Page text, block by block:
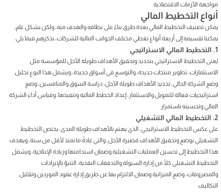
مواجهة الأزمات الاقتصادية
أنواع التخطيط المالي
يمكن تصنيف التخطيط المالي بعدة طرق بناءً على نطاقه والهدف منه، ولكن بشكل عام،
يمكننا تقسيمه إلى أربعة أنواع تغطي مختلف الجوانب المالية للشركات، نذكرهم فيما يلي:
1. التخطيط المالي الاستراتيجي
يُعنى التخطيط الاستراتيجي بتحديد وتحقيق الأهداف طويلة الأجل للمؤسسة مثل
الاستثمارات، تطوير منتجات جديدة، والتوسع في أسواق جديدة، ويشمل هذا النوع تحليل
وضع الشركة الحالي، تحديد الأهداف طويلة الأجل، دراسة السوق والمنافسين، وضع
استراتيجيات فعالة للتمويل والاستثمار، إعداد الخطط المالية وتنفيذها، وقياس أداء الشركة
المالي وتحسينه باستمرار.
2. التخطيط المالي التشغيلي
على عكس التخطيط الاستراتيجي، الذي يهتم بالأهداف طويلة المدى، يختص التخطيط
التشغيلي بوضع وتحقيق الأهداف قصيرة الأجل، والتي عادةً ما تمتد لأقل من سنة، ويهدف
هذا التخطيط إلى تحسين العمليات التشغيلية وضمان استدامتها وزيادة الإنتاجية، ويشمل
التخطيط التشغيلي كلًا من إدارة السيولة والتدفقات النقدية، التنبؤ بالإيرادات
والمصروفات، وضع الميزانية وضمان الالتزام بها عن طريق إدارة عقود الموردين وتقليل
التكاليف.